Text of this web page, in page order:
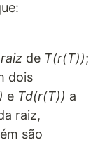
raiz de T(r(T));
dois
e Td(r(T)) a
raiz,
são